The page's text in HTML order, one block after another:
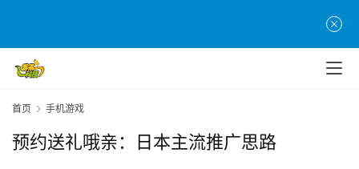
首页 手机游戏
预约送礼哦亲：日本主流推广思路